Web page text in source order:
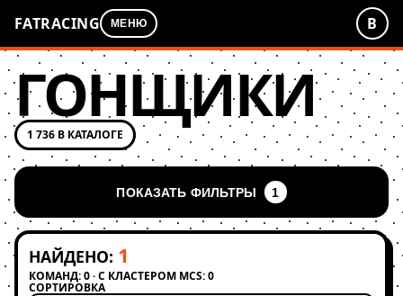
FATRACING МЕНЮ В
ГОНЩИКИ
1 736 В КАТАЛОГЕ
ПОКАЗАТЬ ФИЛЬТРЫ 1
НАЙДЕНО: 1
КОМАНД: 0 · С КЛАСТЕРОМ MCS: 0
СОРТИРОВКА
Применить сортировку